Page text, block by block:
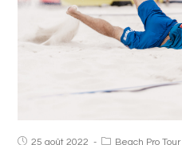
25 août 2022 Beach Pro Tour